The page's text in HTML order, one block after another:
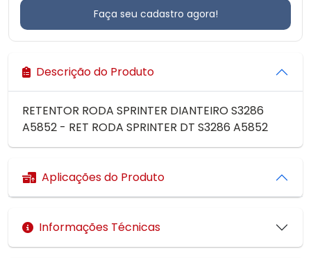
Faça seu cadastro agora!
Descrição do Produto
RETENTOR RODA SPRINTER DIANTEIRO S3286
A5852 - RET RODA SPRINTER DT S3286 A5852
Aplicações do Produto
Informações Técnicas